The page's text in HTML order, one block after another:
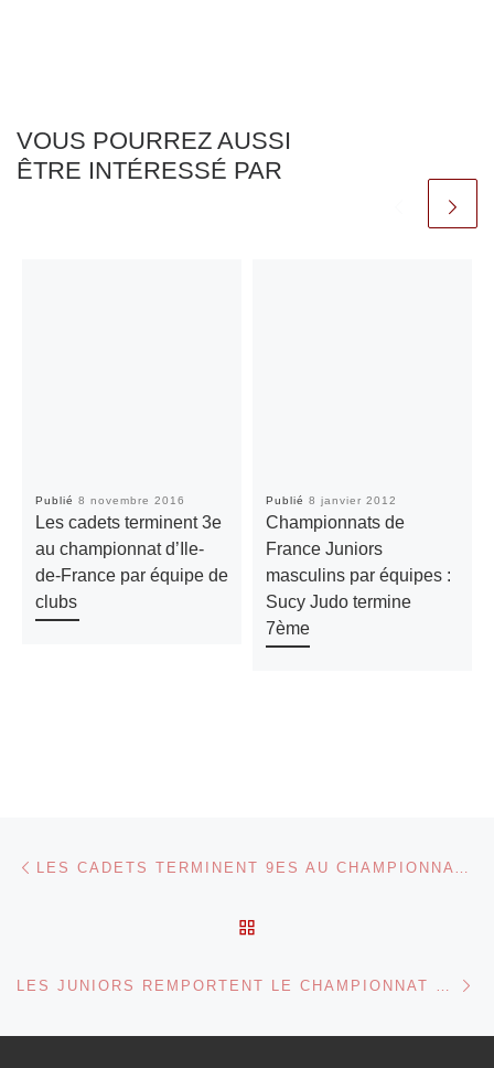
VOUS POURREZ AUSSI
ÊTRE INTÉRESSÉ PAR
Publié 8 novembre 2016
Les cadets terminent 3e
au championnat d’Ile-
de-France par équipe de
clubs
Publié 8 janvier 2012
Championnats de
France Juniors
masculins par équipes :
Sucy Judo termine
7ème
Parcourir les articles